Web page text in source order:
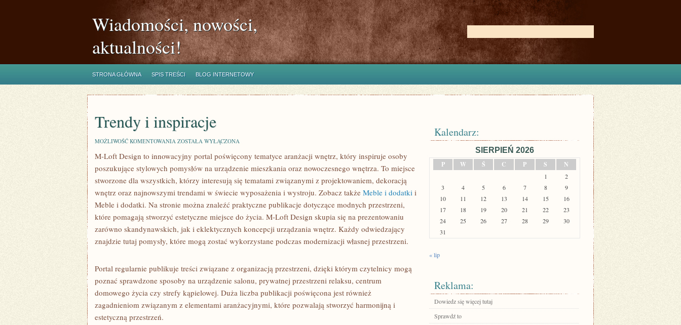
Wiadomości, nowości,
aktualności!
STRONA GŁÓWNA SPIS TREŚCI BLOG INTERNETOWY
Trendy i inspiracje
MOŻLIWOŚĆ KOMENTOWANIA TRENDY
INSPIRACJE
ZOSTAŁA WYŁĄCZONA
M-Loft Design to innowacyjny portal poświęcony tematyce aranżacji wnętrz, który inspiruje osoby
poszukujące stylowych pomysłów na urządzenie mieszkania oraz nowoczesnego wnętrza. To miejsce
stworzone dla wszystkich, którzy interesują się tematami związanymi z projektowaniem, dekoracją
wnętrz oraz najnowszymi trendami w świecie wyposażenia i wystroju. Zobacz także Meble i dodatki i
Meble i dodatki. Na stronie można znaleźć praktyczne publikacje dotyczące modnych przestrzeni,
które pomagają stworzyć estetyczne miejsce do życia. M-Loft Design skupia się na prezentowaniu
zarówno skandynawskich, jak i eklektycznych koncepcji urządzania wnętrz. Każdy odwiedzający
znajdzie tutaj pomysły, które mogą zostać wykorzystane podczas modernizacji własnej przestrzeni.
Portal regularnie publikuje treści związane z organizacją przestrzeni, dzięki którym czytelnicy mogą
poznać sprawdzone sposoby na urządzenie salonu, prywatnej przestrzeni relaksu, centrum
domowego życia czy strefy kąpielowej. Duża liczba publikacji poświęcona jest również
zagadnieniom związanym z elementami aranżacyjnymi, które pozwalają stworzyć harmonijną i
estetyczną przestrzeń.
Kalendarz:
SIERPIEŃ 2026
P
W Ś C P S N
1
2
3
4 5 6 7 8
9
10
11 12 13 14 15
16
17
18 19 20 21 22
23
24
25 26 27 28 29
30
31
« lip
Reklama:
Dowiedz się więcej tutaj
Sprawdź to